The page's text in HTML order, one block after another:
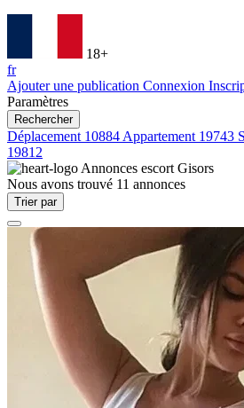
18+
fr
Ajouter une publication Connexion
Paramètres
Rechercher
Déplacement 10884 Appartement 19743
19812
Annonces escort Gisors
Nous avons trouvé 11 annonces
Trier par